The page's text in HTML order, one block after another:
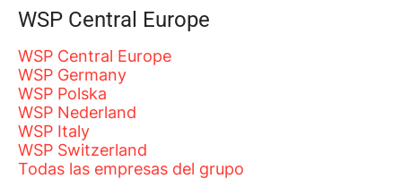
WSP Central Europe
WSP Central Europe
WSP Germany
WSP Polska
WSP Nederland
WSP Italy
WSP Switzerland
Todas las empresas del grupo